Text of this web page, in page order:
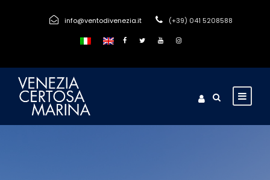
info@ventodivenezia.it (+39) 041 5208588